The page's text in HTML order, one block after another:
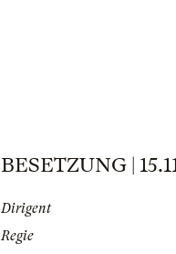
BESETZUNG |
Dirigent
Regie